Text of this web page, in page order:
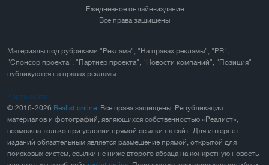
Ежедневное онлайн-издание
Все права защищены
Материалы под рубриками "Реклама", "На правах рекламы", "PR",
"Спонсор проекта", "Партнер проекта", "Новости компаний", "Позиция"
публикуются на правах рекламы
Карта сайта
© 2016-2026 Realist.online. Все права защищены. Републикация
материалов и фотографий, являющихся собственностью «Реалист»,
возможна только при условии прямой ссылки на сайт. Для интернет-
изданий обязательным является размещение прямой, открытой для
поисковых систем, ссылки не ниже второго абзаца на конкретную новость